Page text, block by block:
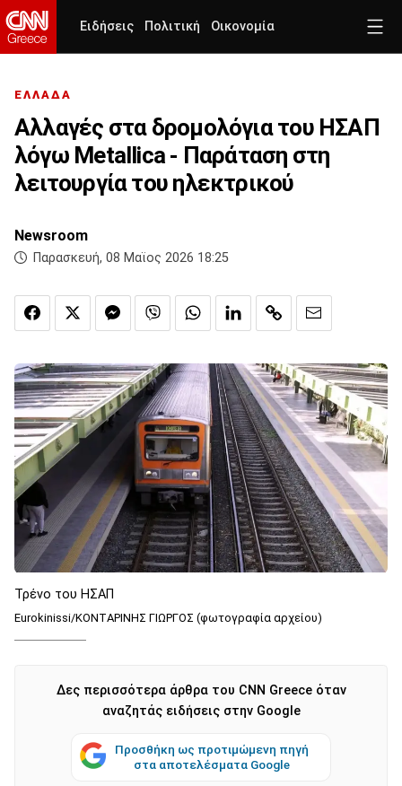
Ειδήσεις Πολιτική Οικονομία
ΕΛΛΑΔΑ
Αλλαγές στα δρομολόγια του ΗΣΑΠ
λόγω Metallica - Παράταση στη
λειτουργία του ηλεκτρικού
Newsroom
Παρασκευή, 08 Μαϊος 2026 18:25
Τρένο του ΗΣΑΠ
Eurokinissi/ΚΟΝΤΑΡΙΝΗΣ ΓΙΩΡΓΟΣ (φωτογραφία αρχείου)
Δες περισσότερα άρθρα του CNN Greece όταν
αναζητάς ειδήσεις στην Google
Προσθήκη ως προτιμώμενη πηγή
στα αποτελέσματα Google